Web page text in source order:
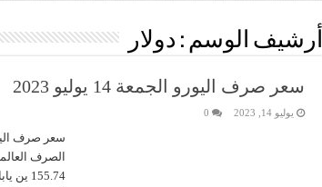
أرشيف الوسم : دولار
سعر صرف اليورو الجمعة 14 يوليو 2023
يوليو 14, 2023 0